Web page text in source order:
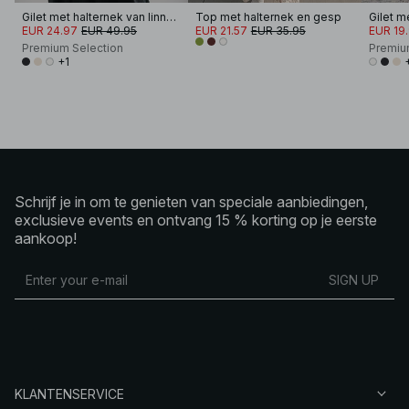
Gilet met halternek van linnen en lyocellmix
EUR 24.97 EUR 49.95
Premium Selection
+1
Top met halternek en gesp
EUR 21.57 EUR 35.95
EUR
Schrijf je in om te genieten van speciale aanbiedingen,
exclusieve events en ontvang 15 % korting op je eerste
aankoop!
SIGN UP
KLANTENSERVICE